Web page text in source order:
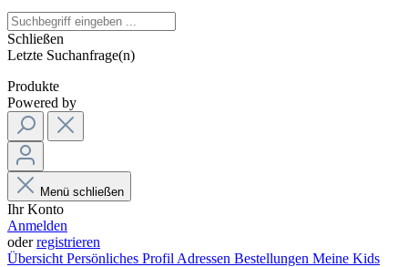
Schließen
Letzte Suchanfrage(n)
Produkte
Powered by
Menü schließen
Ihr Konto
Anmelden
oderregistrieren
Übersicht Persönliches Profil Adressen Bestellungen Meine Kids